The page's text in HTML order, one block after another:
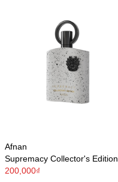
Afnan
Supremacy Collector's Edition
200,000₫